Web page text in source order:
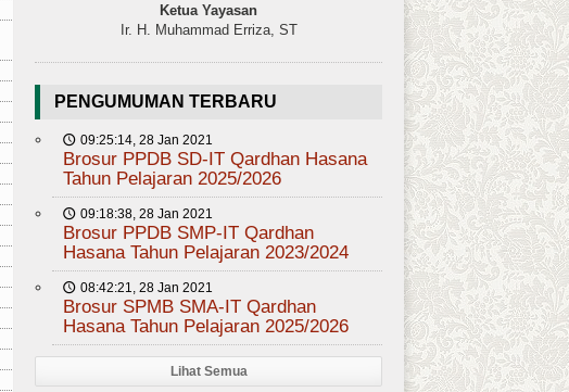
Ketua Yayasan
Ir. H. Muhammad Erriza, ST
PENGUMUMAN TERBARU
🕔 09:25:14, 28 Jan 2021
Brosur PPDB SD-IT Qardhan Hasana
Tahun Pelajaran 2025/2026
🕔 09:18:38, 28 Jan 2021
Brosur PPDB SMP-IT Qardhan
Hasana Tahun Pelajaran 2023/2024
🕔 08:42:21, 28 Jan 2021
Brosur SPMB SMA-IT Qardhan
Hasana Tahun Pelajaran 2025/2026
Lihat Semua